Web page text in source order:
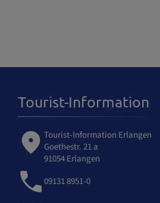
Tourist-Information
Tourist-Information Erlangen
Goethestr. 21 a
91054 Erlangen
09131 8951-0